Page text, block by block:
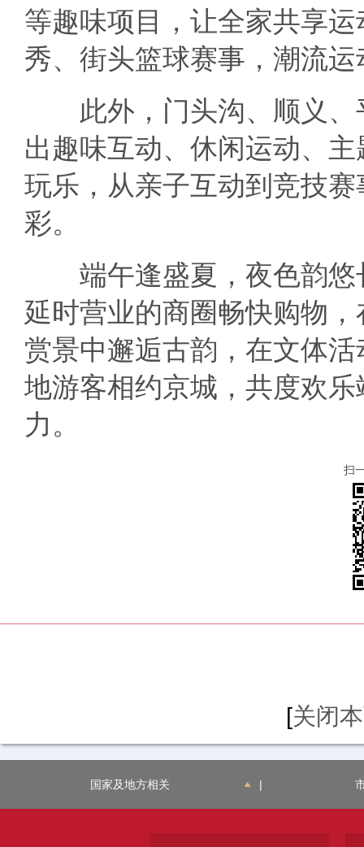
等趣味项目，让全家共享
秀、街头篮球赛事，潮流
此外，门头沟、顺义、
出趣味互动、休闲运动、
玩乐，从亲子互动到竞技
彩。
端午逢盛夏，夜色韵悠
延时营业的商圈畅快购物
赏景中邂逅古韵，在文体
地游客相约京城，共度欢
力。
扫
[关闭
国家及地方相关 |